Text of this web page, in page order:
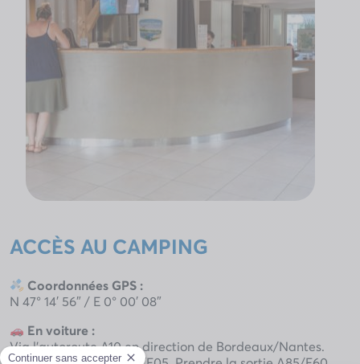
ACCÈS AU CAMPING
Coordonnées GPS :
N 47° 14′ 56″ / E 0° 00′ 08″
En voiture :
Via l’autoroute A10 en direction de Bordeaux/Nantes.